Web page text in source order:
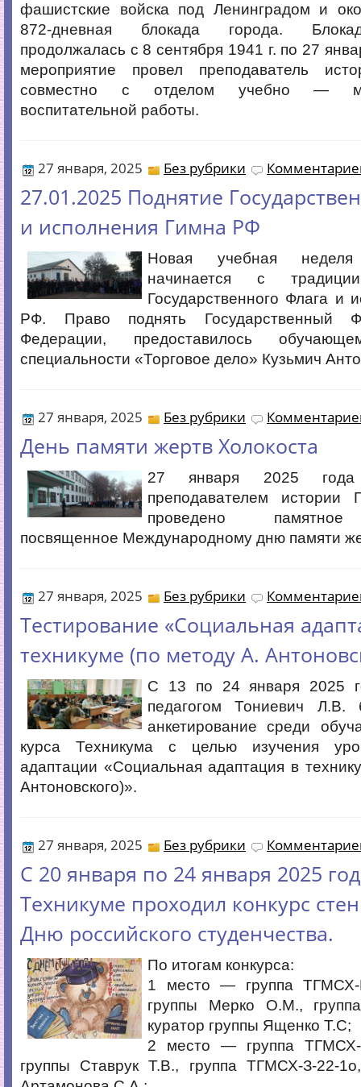
фашистские войска под Ленинградом и
872-дневная блокада города.
продолжалась с 8 сентября 1941 г. по 27
мероприятие провел преподаватель
совместно с отделом учебно —
воспитательной работы.
27 января, 2025 Без рубрики
27.01.2025 Поднятие
и исполнения Гимна РФ
Новая учебная
начинается с
Государственного Флага и
РФ. Право поднять Государственный
Федерации, предоставилось
специальности «Торговое дело» Кузьмич
27 января, 2025 Без рубрики
День памяти жертв Холокоста
27 января 2025
преподавателем
проведено памятное
посвященное Международному дню памяти
27 января, 2025 Без рубрики
Тестирование «Социальная
техникуме (по методу А.
С 13 по 24 января 2025
педагогом Тониевич Л.В.
анкетирование среди
курса Техникума с целью изучения
адаптации «Социальная адаптация в
Антоновского)».
27 января, 2025 Без рубрики
С 20 января по 24 января 2025
Техникуме проходил конкурс
Дню российского студенчества.
По итогам конкурса:
1 место — группа ТГМСХ-
группы Мерко О.М.,
куратор группы Ященко Т.С;
2 место — группа ТГМСХ-
группы Ставрук Т.В., группа ТГМСХ-З-22-